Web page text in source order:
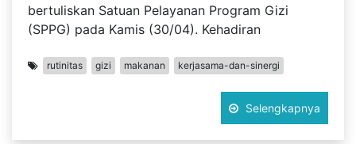
bertuliskan Satuan Pelayanan Program Gizi
(SPPG) pada Kamis (30/04). Kehadiran
rutinitas gizi makanan kerjasama-dan-sinergi
Selengkapnya